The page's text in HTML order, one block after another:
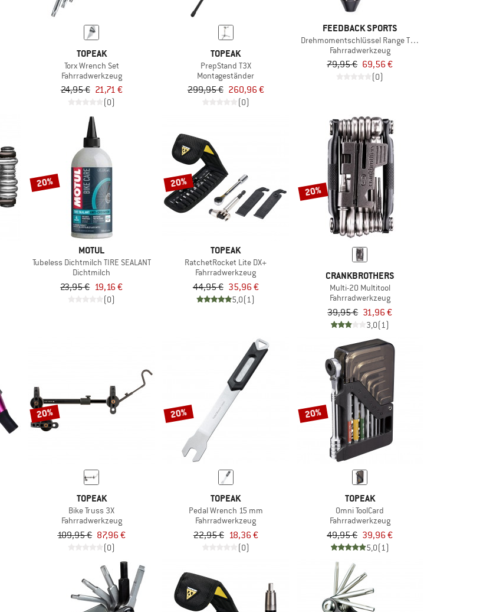
TOPEAK
Torx Wrench Set
Fahrradwerkzeug
24,95 € 21,71 €
(0)
TOPEAK
PrepStand T3X
Montageständer
299,95 € 260,96 €
(0)
FEEDBACK SPORTS
Drehmomentschlüssel Range Twist
Fahrradwerkzeug
79,95 € 69,56 €
(0)
20%
MOTUL
Tubeless Dichtmilch TIRE SEALANT
Dichtmilch
23,95 € 19,16 €
(0)
20%
TOPEAK
RatchetRocket Lite DX+
Fahrradwerkzeug
44,95 € 35,96 €
5,0(1)
20%
CRANKBROTHERS
Multi-20 Multitool
Fahrradwerkzeug
39,95 € 31,96 €
3,0(1)
20%
TOPEAK
Bike Truss 3X
Fahrradwerkzeug
109,95 € 87,96 €
(0)
20%
TOPEAK
Pedal Wrench 15 mm
Fahrradwerkzeug
22,95 € 18,36 €
(0)
20%
TOPEAK
Omni ToolCard
Fahrradwerkzeug
49,95 € 39,96 €
5,0(1)